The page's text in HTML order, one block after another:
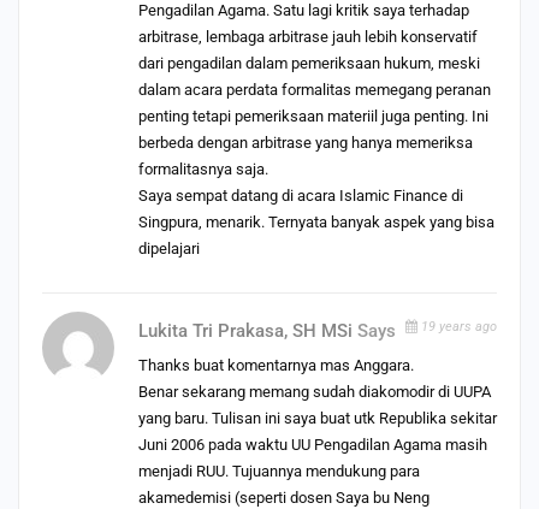
Pengadilan Agama. Satu lagi kritik saya terhadap
arbitrase, lembaga arbitrase jauh lebih konservatif
dari pengadilan dalam pemeriksaan hukum, meski
dalam acara perdata formalitas memegang peranan
penting tetapi pemeriksaan materiil juga penting. Ini
berbeda dengan arbitrase yang hanya memeriksa
formalitasnya saja.
Saya sempat datang di acara Islamic Finance di
Singpura, menarik. Ternyata banyak aspek yang bisa
dipelajari
Lukita Tri Prakasa, SH MSi Says 19 years ago
Thanks buat komentarnya mas Anggara.
Benar sekarang memang sudah diakomodir di UUPA
yang baru. Tulisan ini saya buat utk Republika sekitar
Juni 2006 pada waktu UU Pengadilan Agama masih
menjadi RUU. Tujuannya mendukung para
akamedemisi (seperti dosen Saya bu Neng